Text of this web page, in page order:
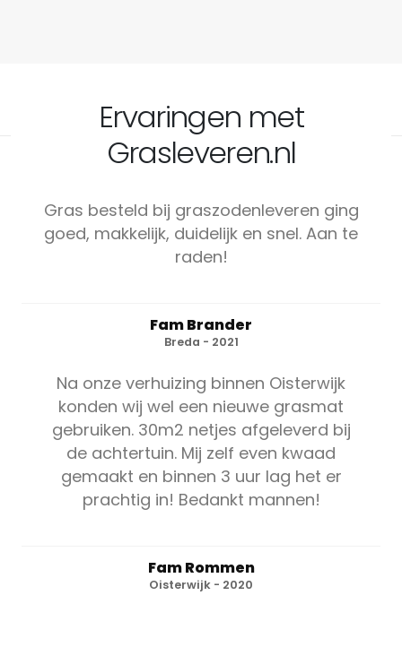
Ervaringen met
Grasleveren.nl
Gras besteld bij graszodenleveren ging
goed, makkelijk, duidelijk en snel. Aan te
raden!
Fam Brander
Breda - 2021
Na onze verhuizing binnen Oisterwijk
konden wij wel een nieuwe grasmat
gebruiken. 30m2 netjes afgeleverd bij
de achtertuin. Mij zelf even kwaad
gemaakt en binnen 3 uur lag het er
prachtig in! Bedankt mannen!
Fam Rommen
Oisterwijk - 2020